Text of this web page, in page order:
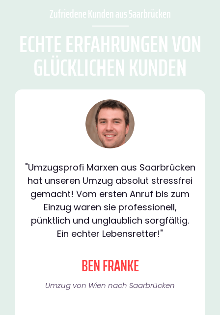
Zufriedene Kunden aus Saarbrücken
ECHTE ERFAHRUNGEN VON
GLÜCKLICHEN KUNDEN
"Umzugsprofi Marxen aus Saarbrücken
hat unseren Umzug absolut stressfrei
gemacht! Vom ersten Anruf bis zum
Einzug waren sie professionell,
pünktlich und unglaublich sorgfältig.
Ein echter Lebensretter!"
BEN FRANKE
Umzug von Wien nach Saarbrücken